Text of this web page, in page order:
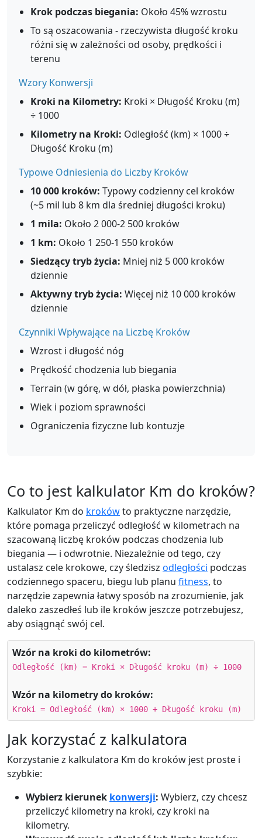
Krok podczas biegania: Około 45% wzrostu
To są oszacowania - rzeczywista długość kroku
różni się w zależności od osoby, prędkości i
terenu
Wzory Konwersji
Kroki na Kilometry: Kroki × Długość Kroku (m)
÷ 1000
Kilometry na Kroki: Odległość (km) × 1000 ÷
Długość Kroku (m)
Typowe Odniesienia do Liczby Kroków
10 000 kroków: Typowy codzienny cel kroków
(~5 mil lub 8 km dla średniej długości kroku)
1 mila: Około 2 000-2 500 kroków
1 km: Około 1 250-1 550 kroków
Siedzący tryb życia: Mniej niż 5 000 kroków
dziennie
Aktywny tryb życia: Więcej niż 10 000 kroków
dziennie
Czynniki Wpływające na Liczbę Kroków
Wzrost i długość nóg
Prędkość chodzenia lub biegania
Terrain (w górę, w dół, płaska powierzchnia)
Wiek i poziom sprawności
Ograniczenia fizyczne lub kontuzje
Co to jest kalkulator Km do kroków?
Kalkulator Km do krokówto praktyczne narzędzie,
które pomaga przeliczyć odległość w kilometrach na
szacowaną liczbę kroków podczas chodzenia lub
biegania — i odwrotnie. Niezależnie od tego, czy
ustalasz cele krokowe, czy śledzisz odległości podczas
codziennego spaceru, biegu lub planu fitness, to
narzędzie zapewnia łatwy sposób na zrozumienie, jak
daleko zaszedłeś lub ile kroków jeszcze potrzebujesz,
aby osiągnąć swój cel.
Wzór na kroki do kilometrów:
Odległość (km) = Kroki × Długość kroku (m) ÷ 1000
Wzór na kilometry do kroków:
Kroki = Odległość (km) × 1000 ÷ Długość kroku (m)
Jak korzystać z kalkulatora
Korzystanie z kalkulatora Km do kroków jest proste i
szybkie:
Wybierz kierunek konwersji: Wybierz, czy chcesz
przeliczyć kilometry na kroki, czy kroki na
kilometry.